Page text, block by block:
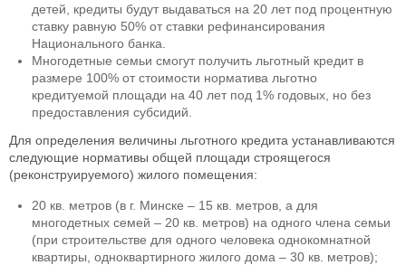
детей, кредиты будут выдаваться на 20 лет под процентную
ставку равную 50% от ставки рефинансирования
Национального банка.
Многодетные семьи смогут получить льготный кредит в
размере 100% от стоимости норматива льготно
кредитуемой площади на 40 лет под 1% годовых, но без
предоставления субсидий.
Для определения величины льготного кредита устанавливаются
следующие нормативы общей площади строящегося
(реконструируемого) жилого помещения:
20 кв. метров (в г. Минске – 15 кв. метров, а для
многодетных семей – 20 кв. метров) на одного члена семьи
(при строительстве для одного человека однокомнатной
квартиры, одноквартирного жилого дома – 30 кв. метров);